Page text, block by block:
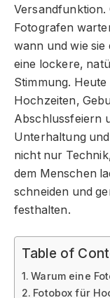
Versandfunktion.
Fotografen
wann und wie sie
eine lockere,
Stimmung.
Hochzeiten,
Abschlussfeiern
Unterhaltung
nicht nur
dem Menschen
schneiden und
festhalten.
Table of
Warum eine
Fotobox für